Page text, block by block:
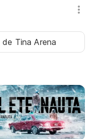
de Tina Arena